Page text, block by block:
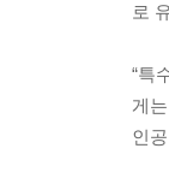
로
“특
게
인